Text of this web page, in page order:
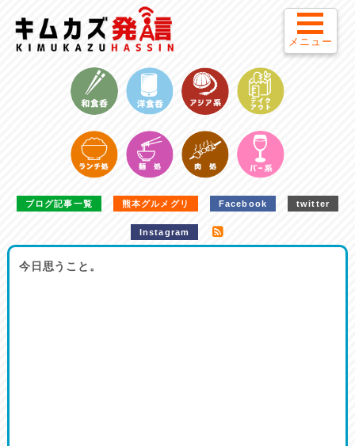
ブログ記事一覧 熊本グルメグリ Facebook twitter
Instagram
今日思うこと。
メニュー